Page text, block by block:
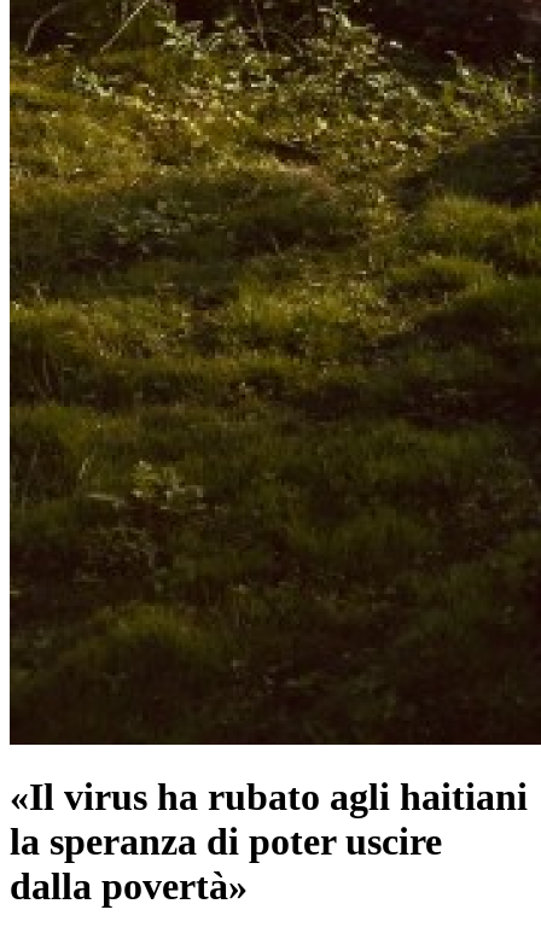
«Il virus ha rubato agli haitiani
la speranza di poter uscire
dalla povertà»